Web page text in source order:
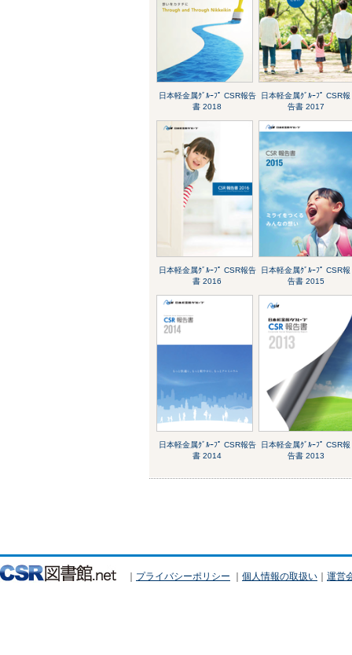
日本軽金属ｸﾞﾙｰﾌﾟ CSR報告
書 2018
日本軽金属ｸﾞﾙｰﾌﾟ CSR報
告書 2017
日本軽金属ｸﾞﾙｰﾌﾟ CSR報告
書 2016
日本軽金属ｸﾞﾙｰﾌﾟ CSR報
告書 2015
日本軽金属ｸﾞﾙｰﾌﾟ CSR報告
書 2014
日本軽金属ｸﾞﾙｰﾌﾟ CSR報
告書 2013
｜ プライバシーポリシー ｜ 個人情報の取扱い ｜ 運営